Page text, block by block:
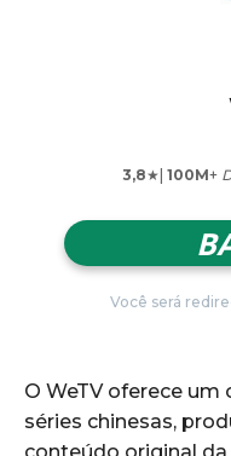
3,8★| 100M+
Você será
O WeTV oferece
séries chinesas,